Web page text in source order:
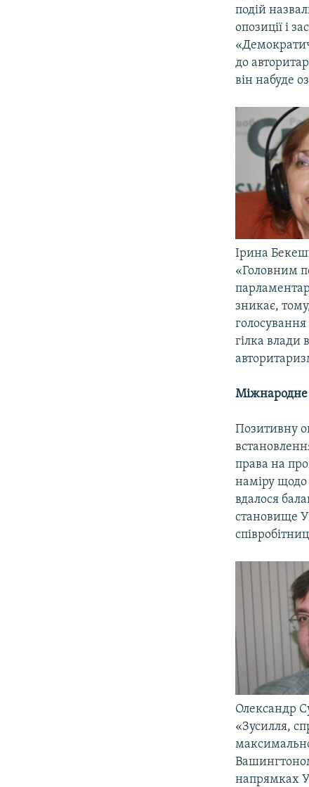
подій
опозиції і
до
він набуде
Ірина
«Головним
зникає,
гілка влади
Міжнародне
Позитивну
права на
наміру щодо
вдалося
становище
Олександр
«Зусилля,
напрямках